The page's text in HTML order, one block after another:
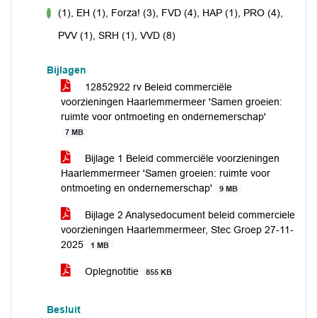
(1), EH (1), Forza! (3), FVD (4), HAP (1), PRO (4),
PVV (1), SRH (1), VVD (8)
Bijlagen
12852922 rv Beleid commerciële
voorzieningen Haarlemmermeer 'Samen groeien:
ruimte voor ontmoeting en ondernemerschap'
7 MB
Bijlage 1 Beleid commerciële voorzieningen
Haarlemmermeer 'Samen groeien: ruimte voor
ontmoeting en ondernemerschap'
9 MB
Bijlage 2 Analysedocument beleid commerciele
voorzieningen Haarlemmermeer, Stec Groep 27-11-
2025
1 MB
Oplegnotitie 855 KB
Besluit